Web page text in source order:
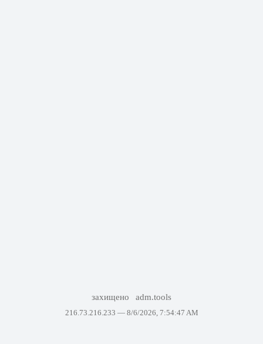
захищено adm.tools
216.73.216.233 — 8/6/2026, 7:54:47 AM